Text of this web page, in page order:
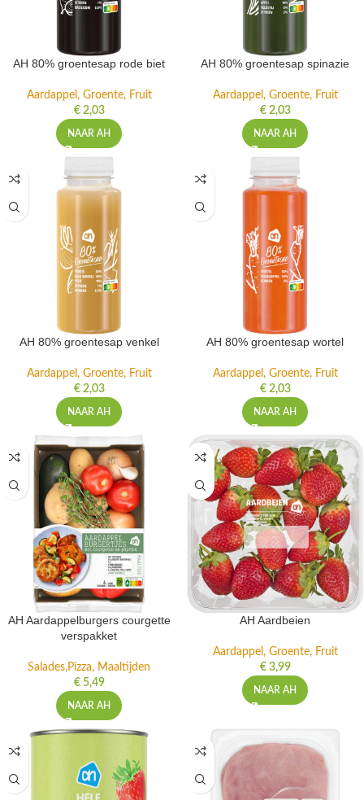
AH 80% groentesap rode biet
Aardappel, Groente, Fruit
€2,03
NAAR AH
AH 80% groentesap spinazie
Aardappel, Groente, Fruit
€2,03
NAAR AH
AH 80% groentesap venkel
Aardappel, Groente, Fruit
€2,03
NAAR AH
AH 80% groentesap wortel
Aardappel, Groente, Fruit
€2,03
NAAR AH
AH Aardappelburgers courgette
verspakket
Salades,Pizza, Maaltijden
€5,49
NAAR AH
AH Aardbeien
Aardappel, Groente, Fruit
€3,99
NAAR AH